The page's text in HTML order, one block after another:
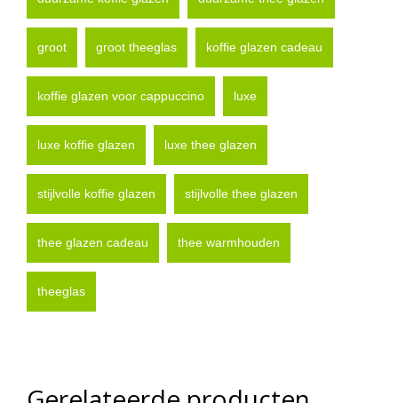
groot groot theeglas koffie glazen cadeau
koffie glazen voor cappuccino luxe
luxe koffie glazen luxe thee glazen
stijlvolle koffie glazen stijlvolle thee glazen
thee glazen cadeau thee warmhouden
theeglas